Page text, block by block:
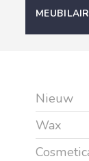
MEUBILAIR
Nieuw
Wax